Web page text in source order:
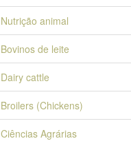
Nutrição animal
Bovinos de leite
Dairy cattle
Broilers (Chickens)
Ciências Agrárias